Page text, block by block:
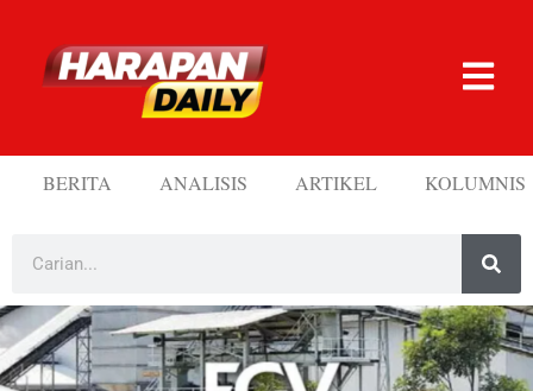
BERITA ANALISIS ARTIKEL KOLUMNIS